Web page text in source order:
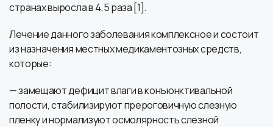
странах выросла в 4,5 раза [1].
Лечение данного заболевания комплексное и состоит
из назначения местных медикаментозных средств,
которые:
— замещают дефицит влаги в конъюнктивальной
полости, стабилизируют прероговичную слезную
пленку и нормализуют осмолярность слезной